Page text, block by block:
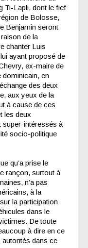
Ti-Lapli, dont le fief
de Bolosse,
Benjamin seront
de la
chanter Luis
ayant proposé de
ex-maire de
dominicain, en
des deux
aux yeux de la
à cause de ces
les deux
super-intéressés à
socio-politique
qu’a prise le
rançon, surtout à
n’a pas
à la
la participation
dans le
De toute
à dire en ce
autorités dans ce